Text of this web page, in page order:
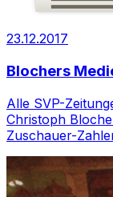
23.12.2017
Blochers
Alle SVP-
Christoph
Zuschauer-